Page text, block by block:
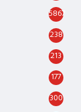
5867
238
213
177
300